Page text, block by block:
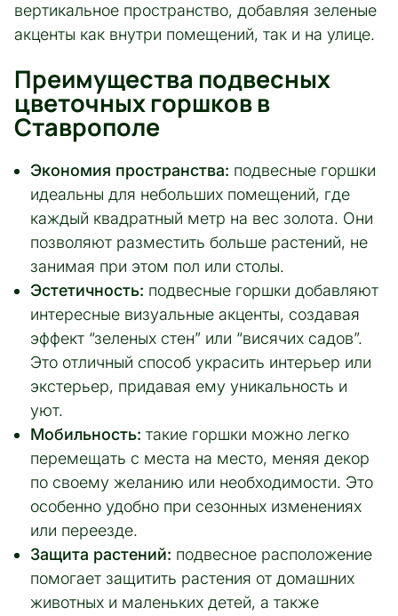
вертикальное пространство, добавляя зеленые
акценты как внутри помещений, так и на улице.
Преимущества подвесных
цветочных горшков в
Ставрополе
Экономия пространства: подвесные горшки
идеальны для небольших помещений, где
каждый квадратный метр на вес золота. Они
позволяют разместить больше растений, не
занимая при этом пол или столы.
Эстетичность: подвесные горшки добавляют
интересные визуальные акценты, создавая
эффект “зеленых стен” или “висячих садов”.
Это отличный способ украсить интерьер или
экстерьер, придавая ему уникальность и
уют.
Мобильность: такие горшки можно легко
перемещать с места на место, меняя декор
по своему желанию или необходимости. Это
особенно удобно при сезонных изменениях
или переезде.
Защита растений: подвесное расположение
помогает защитить растения от домашних
животных и маленьких детей, а также